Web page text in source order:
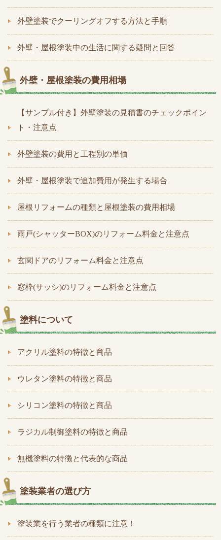
外壁塗装でクーリングオフする方法と手順
外壁・屋根塗装中の生活に関する疑問と回答
外壁・屋根塗装の費用相場
【サンプル付き】外壁塗装の見積書のチェックポイン
ト・注意点
外壁塗装の費用と工程別の単価
外壁・屋根塗装で追加費用が発生する場合
屋根リフォームの種類と屋根塗装の費用相場
雨戸(シャッターBOX)のリフォーム料金と注意点
玄関ドアのリフォーム料金と注意点
窓枠(サッシ)のリフォーム料金と注意点
塗料について
アクリル塗料の特徴と商品
ウレタン塗料の特徴と商品
シリコン塗料の特徴と商品
ラジカル制御塗料の特徴と商品
無機塗料の特徴と代表的な商品
塗装業者の選び方
塗装業を行う業者の種類に注意！